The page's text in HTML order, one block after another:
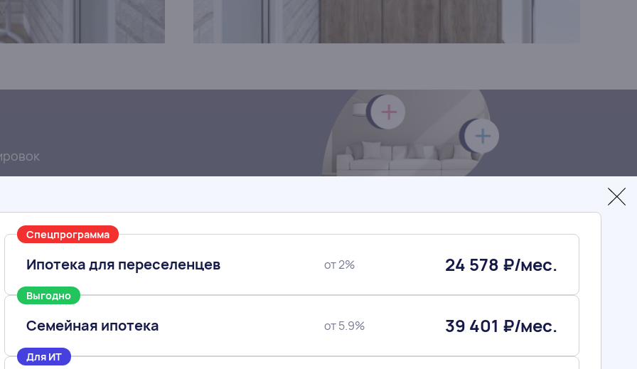
Спецпрограмма
Ипотека для переселенцев от 2% 24 578 ₽/мес.
Выгодно
Семейная ипотека от 5.9% 39 401 ₽/мес.
Для ИТ